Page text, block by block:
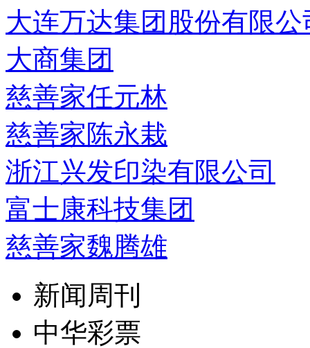
大连万达集团股份有限公
大商集团
慈善家任元林
慈善家陈永栽
浙江兴发印染有限公司
富士康科技集团
慈善家魏腾雄
新闻周刊
中华彩票